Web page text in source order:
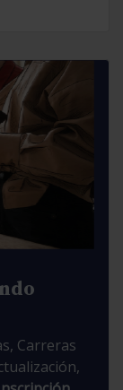
Carreras